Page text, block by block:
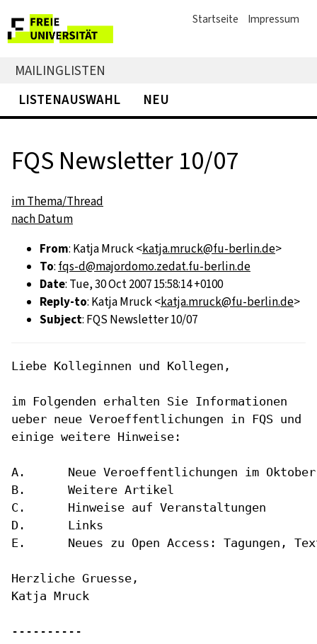
Startseite Impressum
MAILINGLISTEN
LISTENAUSWAHL
NEU
FQS Newsletter 10/07
im Thema/Thread
nach Datum
From: Katja Mruck <katja.mruck@fu-berlin.de>
To: fqs-d@majordomo.zedat.fu-berlin.de
Date: Tue, 30 Oct 2007 15:58:14 +0100
Reply-to: Katja Mruck <katja.mruck@fu-berlin.de>
Subject: FQS Newsletter 10/07
Liebe Kolleginnen und Kollegen,
im Folgenden erhalten Sie Informationen
ueber neue Veroeffentlichungen in FQS und
einige weitere Hinweise:
A.	Neue Veroeffentlichungen im Oktober 2007
B.	Weitere Artikel
C.	Hinweise auf Veranstaltungen
D.	Links
E.	Neues zu Open Access: Tagungen, Texte, Zeitschriften
Herzliche Gruesse,
Katja Mruck
----------